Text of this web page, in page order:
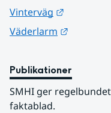
Vinterväg
Väderlarm
Publikationer
SMHI ger
faktablad.